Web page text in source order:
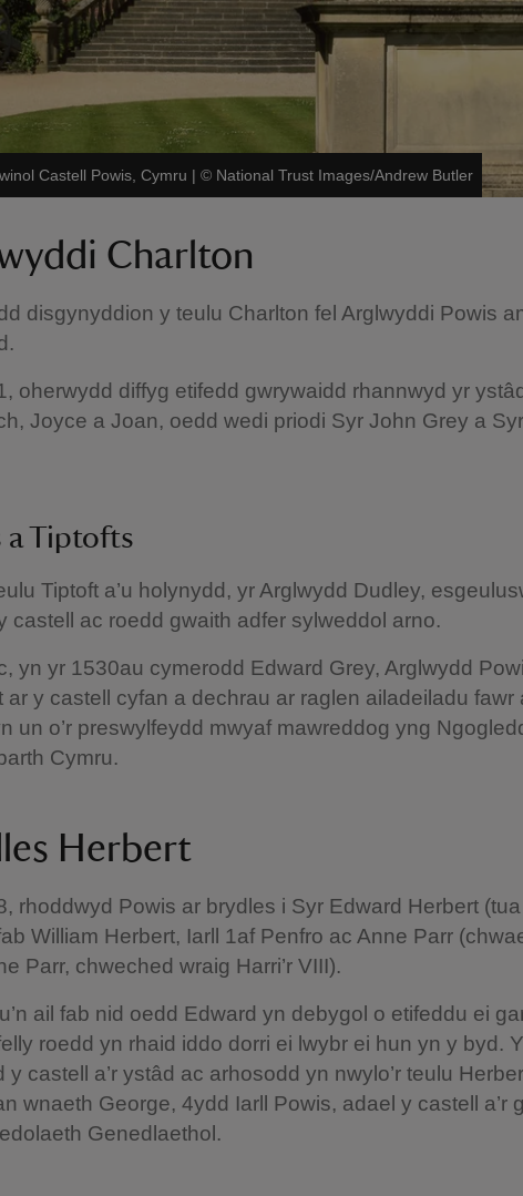
Castell Powis, Cymru | © National Trust Images/Andrew Butler
Charlton
disgynyddion y teulu Charlton fel Arglwyddi Powis
oherwydd diffyg etifedd gwrywaidd rhannwyd yr
Joyce a Joan, oedd wedi priodi Syr John Grey a
a Tiptofts
Tiptoft a’u holynydd, yr Arglwydd Dudley,
castell ac roedd gwaith adfer sylweddol arno.
yn yr 1530au cymerodd Edward Grey, Arglwydd
ar y castell cyfan a dechrau ar raglen ailadeiladu fawr
un o’r preswylfeydd mwyaf mawreddog yng
Cymru.
Herbert
rhoddwyd Powis ar brydles i Syr Edward Herbert
William Herbert, Iarll 1af Penfro ac Anne Parr
Parr, chweched wraig Harri’r VIII).
ail fab nid oedd Edward yn debygol o etifeddu ei
roedd yn rhaid iddo dorri ei lwybr ei hun yn y byd.
y castell a’r ystâd ac arhosodd yn nwylo’r teulu
wnaeth George, 4ydd Iarll Powis, adael y castell a’r
Genedlaethol.